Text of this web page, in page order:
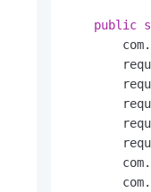
public